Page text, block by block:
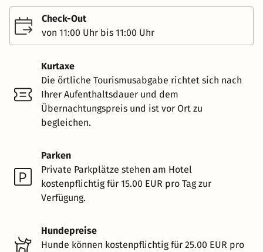
Check-Out
von 11:00 Uhr bis 11:00 Uhr
Kurtaxe
Die örtliche Tourismusabgabe richtet sich nach
Ihrer Aufenthaltsdauer und dem
Übernachtungspreis und ist vor Ort zu
begleichen.
Parken
Private Parkplätze stehen am Hotel
kostenpflichtig für 15.00 EUR pro Tag zur
Verfügung.
Hundepreise
Hunde können kostenpflichtig für 25.00 EUR pro